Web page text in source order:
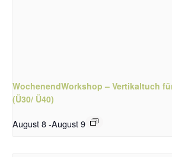
WochenendWorkshop – Vertikaltuch
(Ü30/ Ü40)
August 8-August 9